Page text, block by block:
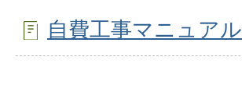
自費工事マニュアル